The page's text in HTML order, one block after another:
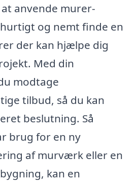
anvende murer-
og nemt finde en
der kan hjælpe dig
Med din
modtage
tilbud, så du kan
beslutning. Så
brug for en ny
af murværk eller en
kan en